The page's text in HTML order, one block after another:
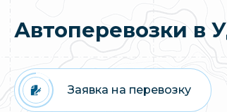
Автоперевозки в
Заявка на перевозку